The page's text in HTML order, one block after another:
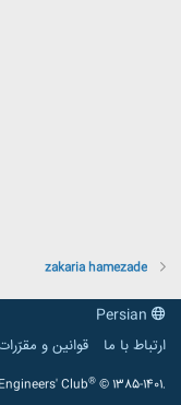
zakaria hamezade
ارتباط با ما
قوانین و
Club® © 1385-1401.